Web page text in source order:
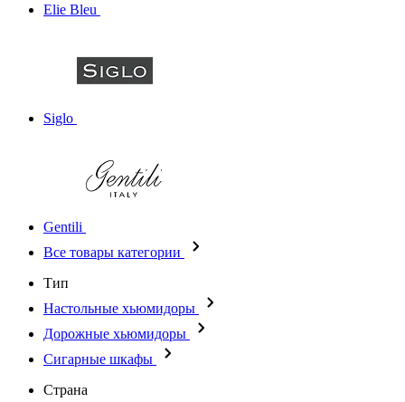
Elie Bleu
Siglo
Gentili
Все товары категории
Тип
Настольные хьюмидоры
Дорожные хьюмидоры
Сигарные шкафы
Страна